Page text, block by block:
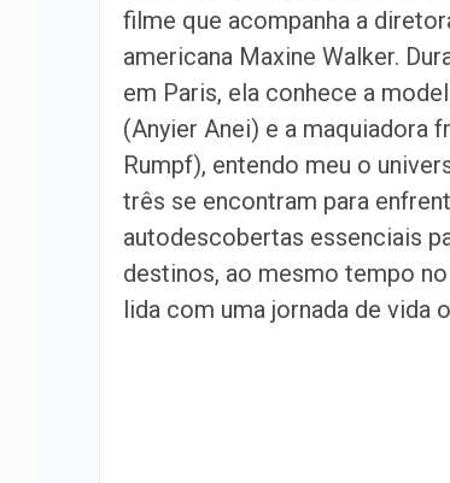
filme que acompanha a
americana Maxine Walker.
em Paris, ela conhece a
(Anyier Anei) e a maquiadora
Rumpf), entendo meu o
três se encontram para
autodescobertas essenciais
destinos, ao mesmo tempo
lida com uma jornada de vida